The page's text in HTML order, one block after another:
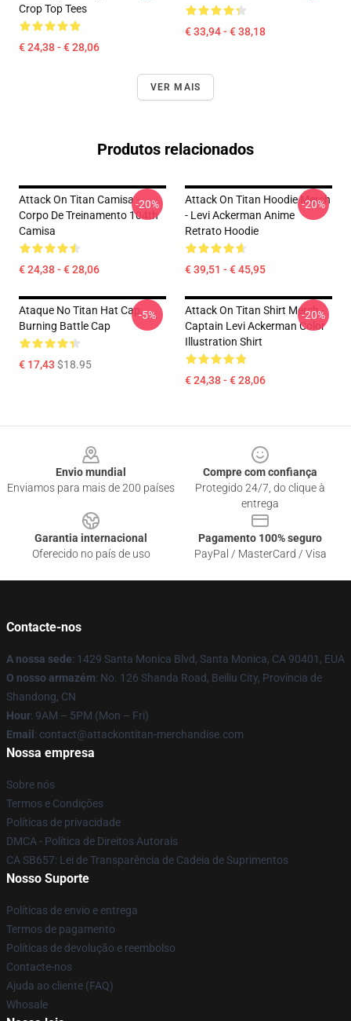
Crop Top Tees
€ 24,38 - € 28,06
€ 33,94 - € 38,18
VER MAIS
Produtos relacionados
Attack On Titan Camisa -
Corpo De Treinamento 104th
Camisa
€ 24,38 - € 28,06
-20%
Attack On Titan Hoodie Merch
- Levi Ackerman Anime
Retrato Hoodie
€ 39,51 - € 45,95
-20%
Ataque No Titan Hat Cap:
Burning Battle Cap
€ 17,43 $18.95
-5%
Attack On Titan Shirt Merch -
Captain Levi Ackerman Color
Illustration Shirt
€ 24,38 - € 28,06
-20%
Envio mundial
Enviamos para mais de 200 países
Compre com confiança
Protegido 24/7, do clique à
entrega
Garantia internacional
Oferecido no país de uso
Pagamento 100% seguro
PayPal / MasterCard / Visa
Contacte-nos
A nossa sede: 1429 Santa Monica Blvd, Santa Monica, CA 90401, EUA
O nosso armazém: No. 126 Shanda Road, Beiliu City, Província de
Shandong, CN
Hour: 9AM – 5PM (Mon – Fri)
Email : contact@attackontitan-merchandise.com
Nossa empresa
Sobre nós
Termos e Condições
Políticas de privacidade
DMCA - Política de Direitos Autorais
CA SB657: Lei de Transparência de Cadeia de Suprimentos
Nosso Suporte
Políticas de envio e entrega
Termos de pagamento
Políticas de devolução e reembolso
Contacte-nos
Ajuda ao cliente (FAQ)
Whosale